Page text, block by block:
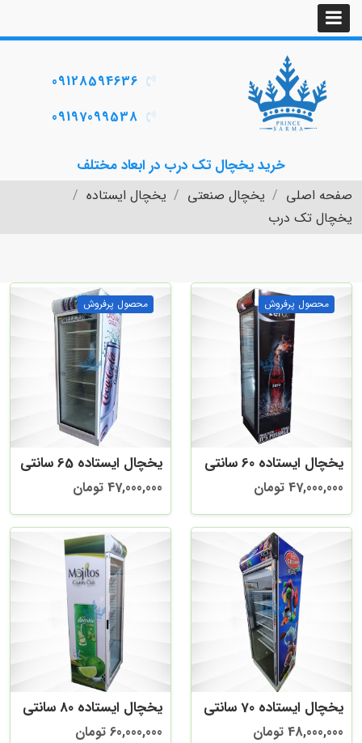
خرید یخچال تک درب در ابعاد مختلف
09128594636
09197099538
صفحه اصلی یخچال صنعتی
یخچال ایستاده
یخچال تک درب
یخچال ایستاده 60 سانتی
47,000,000 تومان
یخچال ایستاده 65 سانتی
47,000,000 تومان
یخچال ایستاده 70 سانتی
48,000,000 تومان
یخچال ایستاده 80 سانتی
60,000,000 تومان